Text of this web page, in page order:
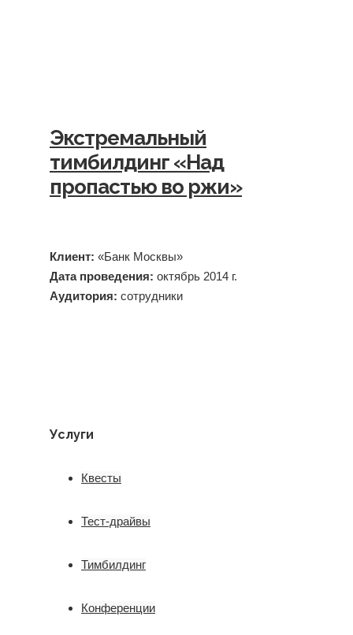
Экстремальный
тимбилдинг «Над
пропастью во ржи»
Клиент: «Банк Москвы»
Дата проведения: октябрь 2014 г.
Аудитория: сотрудники
Услуги
Квесты
Тест-драйвы
Тимбилдинг
Конференции